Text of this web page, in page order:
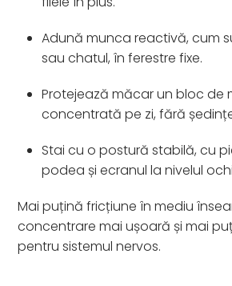
Adună munca reactivă, cum
sau chatul, în ferestre fixe.
Protejează măcar un bloc de
concentrată pe zi, fără
Stai cu o postură stabilă, cu
podea și ecranul la nivelul
Mai puțină fricțiune în mediu
concentrare mai ușoară și mai
pentru sistemul nervos.